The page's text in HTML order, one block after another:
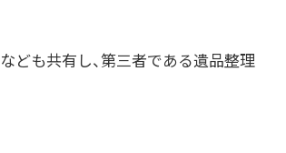
ども共有し、第三者である遺品整理